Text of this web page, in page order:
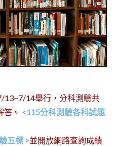
13~7/14舉行，分科測驗共
答。 <115分科測驗各科試題
五標 >並開放網路查詢成績